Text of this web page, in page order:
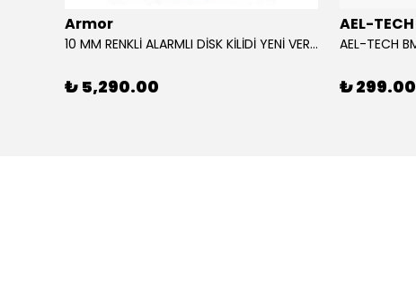
Armor
10 MM RENKLİ ALARMLI DİSK KİLİDİ YENİ VERSİYON
₺ 5,290.00
AEL-TECH
₺ 299.00